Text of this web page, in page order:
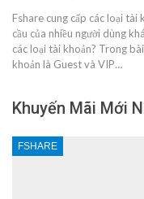
Fshare cung cấp các loại tài
cầu của nhiều người dùng
các loại tài khoản? Trong
khoản là Guest và VIP…
Khuyến Mãi Mới
FSHARE